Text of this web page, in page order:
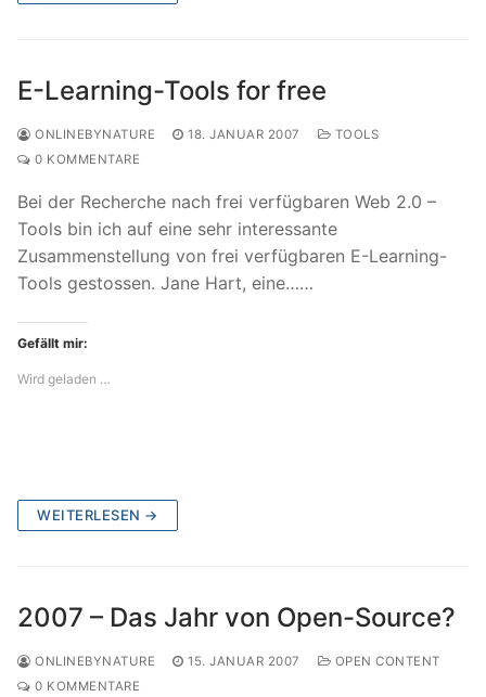
E-Learning-Tools for free
ONLINEBYNATURE 18. JANUAR 2007
TOOLS
0 KOMMENTARE
Bei der Recherche nach frei verfügbaren Web 2.0 –
Tools bin ich auf eine sehr interessante
Zusammenstellung von frei verfügbaren E-Learning-
Tools gestossen. Jane Hart, eine……
Gefällt mir:
Wird geladen …
WEITERLESEN →
2007 – Das Jahr von Open-Source?
ONLINEBYNATURE 15. JANUAR 2007
OPEN CONTENT
0 KOMMENTARE